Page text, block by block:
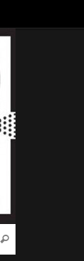
Suchen